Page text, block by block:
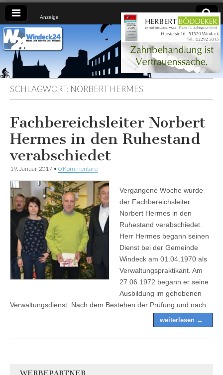
Anzeige
Windeck24
Nachrichten
aus dem
Ländchen
für das
Ländchen
SCHLAGWORT: NORBERT HERMES
Fachbereichsleiter Norbert
Hermes in den Ruhestand
verabschiedet
19. Januar 2017 • 0 Kommentare
Vergangene Woche wurde
der Fachbereichsleiter
Norbert Hermes in den
Ruhestand verabschiedet.
Herr Hermes begann seinen
Dienst bei der Gemeinde
Windeck am 01.04.1970 als
Verwaltungspraktikant. Am
27.06.1972 begann er seine
Ausbildung im gehobenen
Verwaltungsdienst. Nach dem Bestehen der Prüfung und nach…
weiterlesen →
WERBEPARTNER